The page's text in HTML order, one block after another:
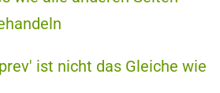
ist nicht das Gleiche wie